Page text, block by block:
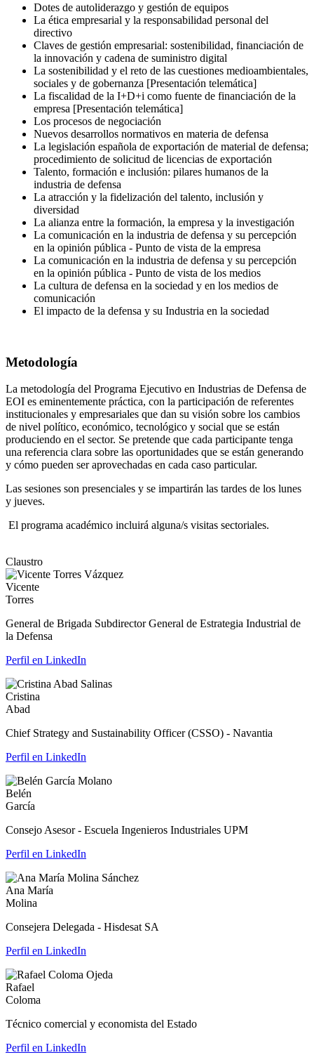
Dotes de autoliderazgo y gestión de equipos
La ética empresarial y la responsabilidad personal del
directivo
Claves de gestión empresarial: sostenibilidad, financiación de
la innovación y cadena de suministro digital
La sostenibilidad y el reto de las cuestiones medioambientales,
sociales y de gobernanza [Presentación telemática]
La fiscalidad de la I+D+i como fuente de financiación de la
empresa [Presentación telemática]
Los procesos de negociación
Nuevos desarrollos normativos en materia de defensa
La legislación española de exportación de material de defensa;
procedimiento de solicitud de licencias de exportación
Talento, formación e inclusión: pilares humanos de la
industria de defensa
La atracción y la fidelización del talento, inclusión y
diversidad
La alianza entre la formación, la empresa y la investigación
La comunicación en la industria de defensa y su percepción
en la opinión pública - Punto de vista de la empresa
La comunicación en la industria de defensa y su percepción
en la opinión pública - Punto de vista de los medios
La cultura de defensa en la sociedad y en los medios de
comunicación
El impacto de la defensa y su Industria en la sociedad
Metodología
La metodología del Programa Ejecutivo en Industrias de Defensa de
EOI es eminentemente práctica, con la participación de referentes
institucionales y empresariales que dan su visión sobre los cambios
de nivel político, económico, tecnológico y social que se están
produciendo en el sector. Se pretende que cada participante tenga
una referencia clara sobre las oportunidades que se están generando
y cómo pueden ser aprovechadas en cada caso particular.
Las sesiones son presenciales y se impartirán las tardes de los lunes
y jueves.
El programa académico incluirá alguna/s visitas sectoriales.
Claustro
Vicente
Torres
General de Brigada Subdirector General de Estrategia Industrial de
la Defensa
Perfil en LinkedIn
Cristina
Abad
Chief Strategy and Sustainability Officer (CSSO) - Navantia
Perfil en LinkedIn
Belén
García
Consejo Asesor - Escuela Ingenieros Industriales UPM
Perfil en LinkedIn
Ana María
Molina
Consejera Delegada - Hisdesat SA
Perfil en LinkedIn
Rafael
Coloma
Técnico comercial y economista del Estado
Perfil en LinkedIn